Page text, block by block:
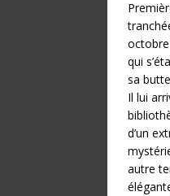
octobre
qui
sa
Il lui
d’un
autre